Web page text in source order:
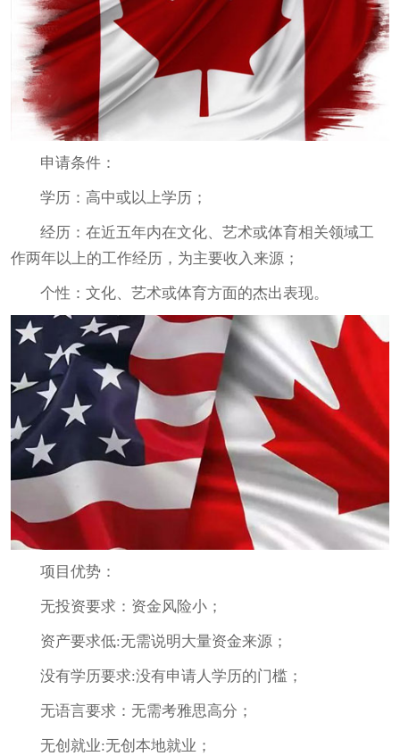
申请条件：
学历：高中或以上学历；
经历：在近五年内在文化、艺术或体育相关领域工
作两年以上的工作经历，为主要收入来源；
个性：文化、艺术或体育方面的杰出表现。
项目优势：
无投资要求：资金风险小；
资产要求低:无需说明大量资金来源；
没有学历要求:没有申请人学历的门槛；
无语言要求：无需考雅思高分；
无创就业:无创本地就业；